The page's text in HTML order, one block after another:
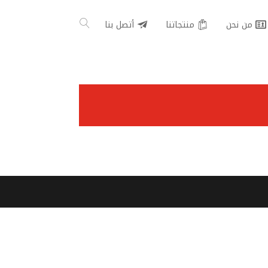
من نحن منتجاتنا أتصل بنا